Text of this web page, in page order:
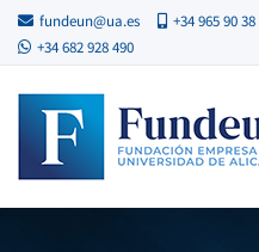
fundeun@ua.es
+34 965 90 38
+34 682 928 490